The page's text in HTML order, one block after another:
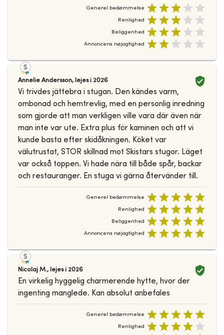
Generel bedømmelse
Renlighed
Beliggenhed
Annoncens nøjagtighed
Annelie Andersson, lejes i 2026
Vi trivdes jättebra i stugan. Den kändes varm,
ombonad och hemtrevlig, med en personlig inredning
som gjorde att man verkligen ville vara där även när
man inte var ute. Extra plus för kaminen och att vi
kunde basta efter skidåkningen. Köket var
välutrustat, STOR skillnad mot Skistars stugor. Läget
var också toppen. Vi hade nära till både spår, backar
och restauranger. En stuga vi gärna återvänder till.
Generel bedømmelse
Renlighed
Beliggenhed
Annoncens nøjagtighed
Nicolaj M., lejes i 2026
En virkelig hyggelig charmerende hytte, hvor der
ingenting manglede. Kan absolut anbefales
Generel bedømmelse
Renlighed